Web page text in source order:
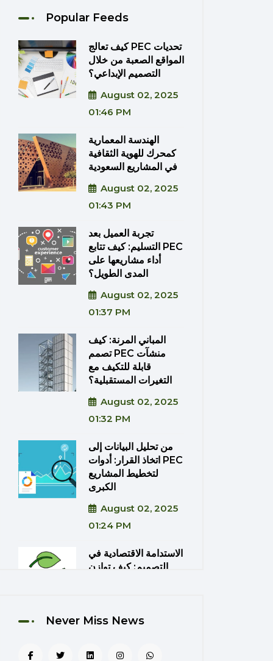
Popular Feeds
كيف تعالج PEC تحديات
المواقع الصعبة من خلال
التصميم الإبداعي؟
August 02, 2025
01:46 PM
الهندسة المعمارية
كمحرك للهوية الثقافية
في المشاريع السعودية
August 02, 2025
01:43 PM
تجربة العميل بعد
التسليم: كيف تتابع PEC
أداء مشاريعها على
المدى الطويل؟
August 02, 2025
01:37 PM
المباني المرنة: كيف
تصمم PEC منشآت
قابلة للتكيف مع
التغيرات المستقبلية؟
August 02, 2025
01:32 PM
من تحليل البيانات إلى
اتخاذ القرار: أدوات PEC
لتخطيط المشاريع
الكبرى
August 02, 2025
01:24 PM
الاستدامة الاقتصادية في
التصميم: كيف توازن
August 02, 2025
Never Miss News